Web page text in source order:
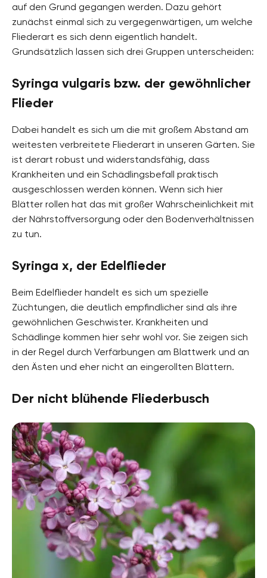
auf den Grund gegangen werden. Dazu gehört
zunächst einmal sich zu vergegenwärtigen, um welche
Fliederart es sich denn eigentlich handelt.
Grundsätzlich lassen sich drei Gruppen unterscheiden:
Syringa vulgaris bzw. der gewöhnlicher
Flieder
Dabei handelt es sich um die mit großem Abstand am
weitesten verbreitete Fliederart in unseren Gärten. Sie
ist derart robust und widerstandsfähig, dass
Krankheiten und ein Schädlingsbefall praktisch
ausgeschlossen werden können. Wenn sich hier
Blätter rollen hat das mit großer Wahrscheinlichkeit mit
der Nährstoffversorgung oder den Bodenverhältnissen
zu tun.
Syringa x, der Edelflieder
Beim Edelflieder handelt es sich um spezielle
Züchtungen, die deutlich empfindlicher sind als ihre
gewöhnlichen Geschwister. Krankheiten und
Schädlinge kommen hier sehr wohl vor. Sie zeigen sich
in der Regel durch Verfärbungen am Blattwerk und an
den Ästen und eher nicht an eingerollten Blättern.
Der nicht blühende Fliederbusch